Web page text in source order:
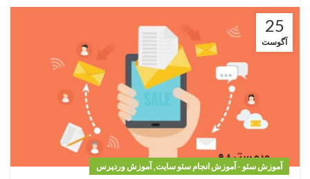
25
آگوست
آموزش سئو - آموزش انجام سئو سایت,آموزش وردپرس